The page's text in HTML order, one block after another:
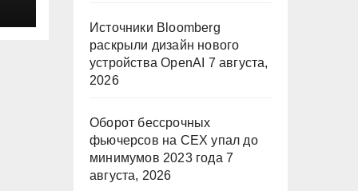
Источники Bloomberg
раскрыли дизайн нового
устройства OpenAI 7 августа,
2026
Оборот бессрочных
фьючерсов на CEX упал до
минимумов 2023 года 7
августа, 2026